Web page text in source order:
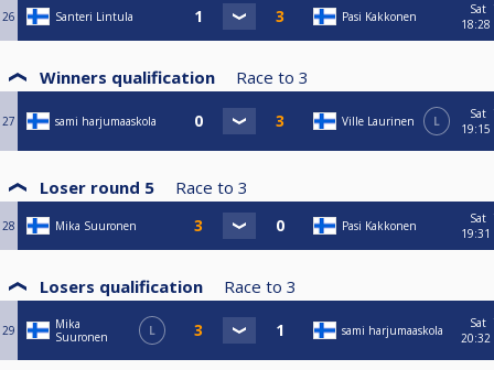
26 Santeri Lintula Pasi Kakkonen
Sat
18:28
Winners qualification Race to 3
27 sami harjumaaskola Ville Laurinen L
Sat
19:15
Loser round 5 Race to 3
28 Mika Suuronen Pasi Kakkonen
Sat
19:31
Losers qualification Race to 3
29
Mika
Suuronen
L sami harjumaaskola
Sat
20:32